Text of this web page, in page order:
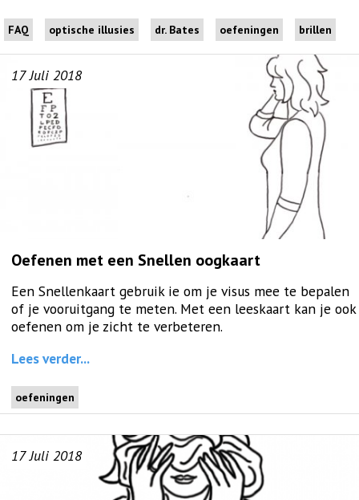
FAQ optische illusies dr. Bates oefeningen brillen
17 Juli 2018
Oefenen met een Snellen oogkaart
Een Snellenkaart gebruik ie om je visus mee te bepalen
of je vooruitgang te meten. Met een leeskaart kan je ook
oefenen om je zicht te verbeteren.
Lees verder...
oefeningen
17 Juli 2018